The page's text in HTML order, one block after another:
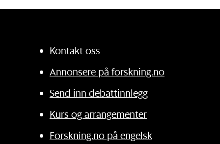
Kontakt oss
Annonsere på forskning.no
Send inn debattinnlegg
Kurs og arrangementer
Forskning.no på engelsk